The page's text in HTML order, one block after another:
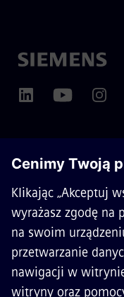
O SIEMENS MOBILITY
KONTAKT
KARIERA